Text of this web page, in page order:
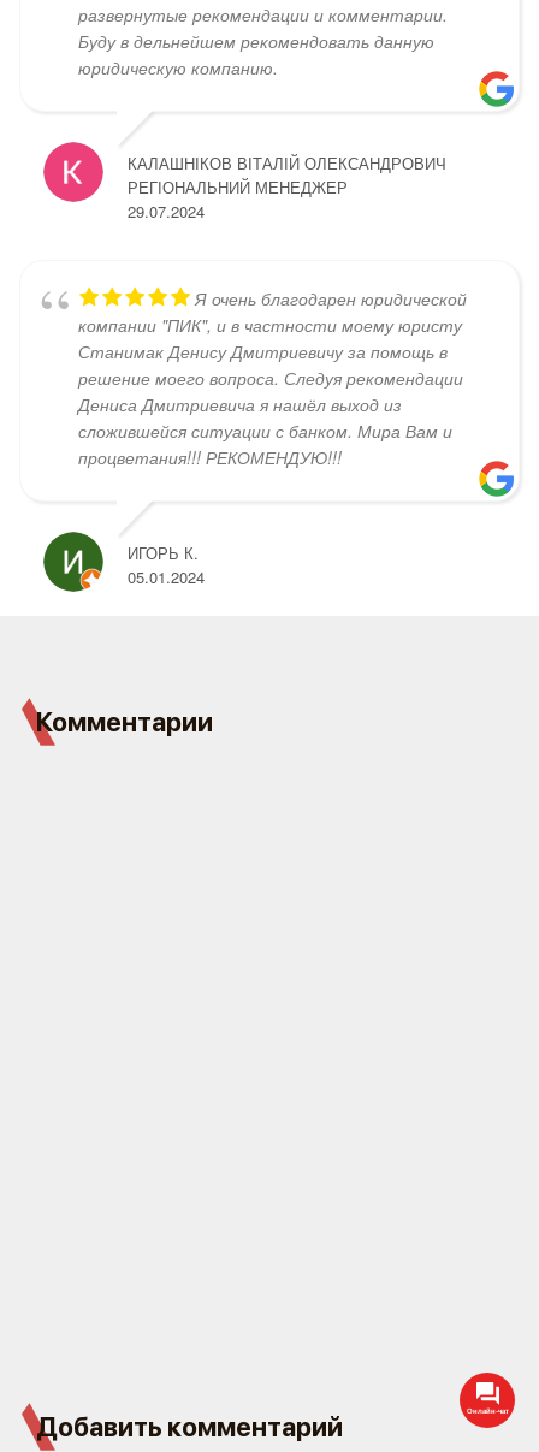
развернутые рекомендации и комментарии.
Буду в дельнейшем рекомендовать данную
юридическую компанию.
КАЛАШНІКОВ ВІТАЛІЙ ОЛЕКСАНДРОВИЧ
РЕГІОНАЛЬНИЙ МЕНЕДЖЕР
29.07.2024
Я очень благодарен юридической
компании "ПИК", и в частности моему юристу
Станимак Денису Дмитриевичу за помощь в
решение моего вопроса. Следуя рекомендации
Дениса Дмитриевича я нашёл выход из
сложившейся ситуации с банком. Мира Вам и
процветания!!! РЕКОМЕНДУЮ!!!
ИГОРЬ К.
05.01.2024
Комментарии
Добавить комментарий Онлайн-чат